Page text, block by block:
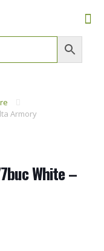
Armory
White –